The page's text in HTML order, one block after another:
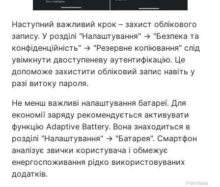
Наступний важливий крок – захист облікового
запису. У розділі "Налаштування" → "Безпека та
конфіденційність" → "Резервне копіювання" слід
увімкнути двоступеневу аутентифікацію. Це
допоможе захистити обліковий запис навіть у
разі витоку пароля.
Не менш важливі налаштування батареї. Для
економії заряду рекомендується активувати
функцію Adaptive Battery. Вона знаходиться в
розділі "Налаштування" → "Батарея". Смартфон
аналізує звички користувача і обмежує
енергоспоживання рідко використовуваних
додатків.
Реклама